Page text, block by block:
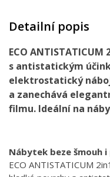
Detailní popis
ECO
s antistatickým
elektrostatický
a zanechává
filmu. Ideální na
Nábytek beze šmouh
ECO ANTISTATICUM